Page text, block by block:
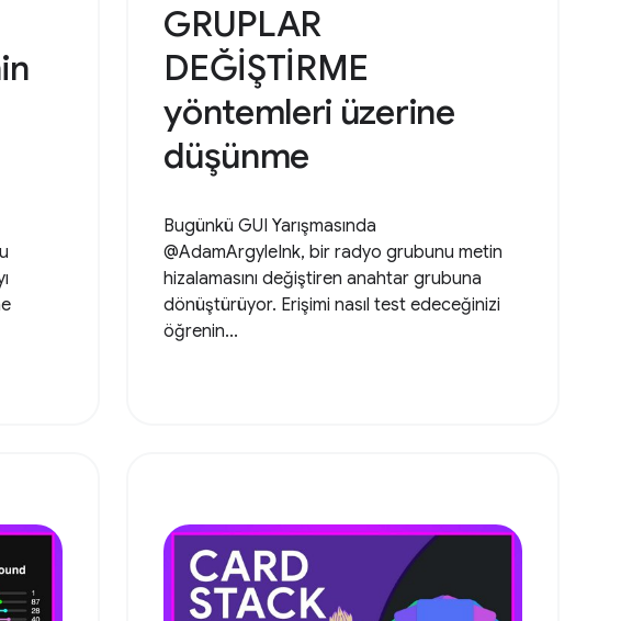
GRUPLAR
DEĞİŞTİRME
yöntemleri üzerine
düşünme
Bugünkü GUI Yarışmasında
@AdamArgyleInk, bir radyo grubunu metin
hizalamasını değiştiren anahtar grubuna
dönüştürüyor. Erişimi nasıl test edeceğinizi
öğrenin...